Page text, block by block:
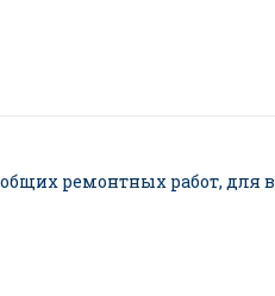
ремонтных работ, для